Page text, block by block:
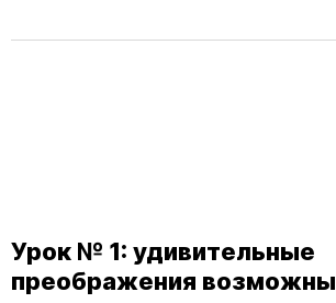
Урок № 1: удивительные
преображения возможны